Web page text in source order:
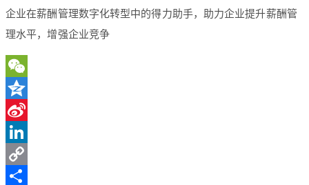
企业在薪酬管理数字化转型中的得力助手，助力企业提升薪酬管
理水平，增强企业竞争
WeChat
Qzone
Sina
Weibo
LinkedIn
Copy